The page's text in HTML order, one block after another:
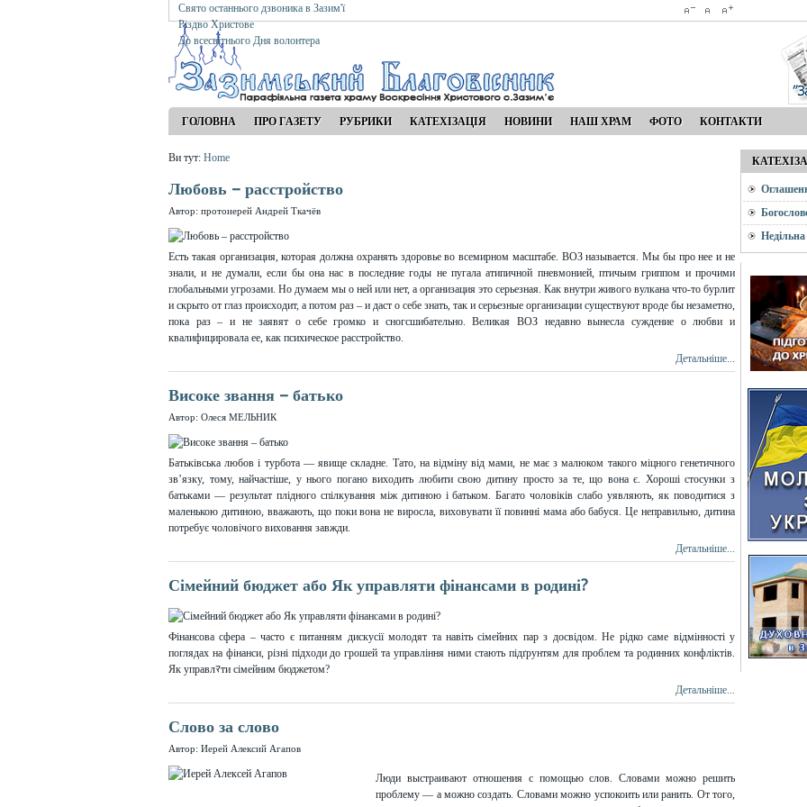
Свято останнього дзвоника в Зазим'ї
Різдво Христове
До всесвітнього Дня волонтера
ГОЛОВНА ПРО ГАЗЕТУ РУБРИКИ КАТЕХІЗАЦІЯ НОВИНИ НАШ ХРАМ ФОТО КОНТАКТИ
Ви тут: Home
Любовь – расстройство
Автор: протоиерей Андрей Ткачёв
Есть такая организация, которая должна охранять здоровье во всемирном масштабе. ВОЗ называется. Мы бы про нее и не
знали, и не думали, если бы она нас в последние годы не пугала атипичной пневмонией, птичьим гриппом и прочими
глобальными угрозами. Но думаем мы о ней или нет, а организация это серьезная. Как внутри живого вулкана что-то бурлит
и скрыто от глаз происходит, а потом раз – и даст о себе знать, так и серьезные организации существуют вроде бы незаметно,
пока раз – и не заявят о себе громко и сногсшибательно. Великая ВОЗ недавно вынесла суждение о любви и
квалифицировала ее, как психическое расстройство.
Детальніше...
Високе звання – батько
Автор: Олеся МЕЛЬНИК
Батьківська любов і турбота — явище складне. Тато, на відміну від мами, не має з малюком такого міцного генетичного
зв’язку, тому, найчастіше, у нього погано виходить любити свою дитину просто за те, що вона є. Хороші стосунки з
батьками — результат плідного спілкування між дитиною і батьком. Багато чоловіків слабо уявляють, як поводитися з
маленькою дитиною, вважають, що поки вона не виросла, виховувати її повинні мама або бабуся. Це неправильно, дитина
потребує чоловічого виховання завжди.
Детальніше...
Сімейний бюджет або Як управляти фінансами в родині?
Фінансова сфера – часто є питанням дискусії молодят та навіть сімейних пар з досвідом. Не рідко саме відмінності у
поглядах на фінанси, різні підходи до грошей та управління ними стають підґрунтям для проблем та родинних конфліктів.
Як управлﾏти сімейним бюджетом?
Детальніше...
Слово за слово
Автор: Иерей Алексий Агапов
Люди выстраивают отношения с помощью слов. Словами можно решить
проблему — а можно создать. Словами можно успокоить или ранить. От того,